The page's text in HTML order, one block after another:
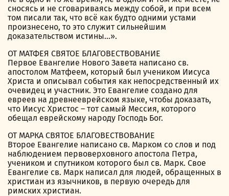
сносясь и не сговариваясь между собой, и при всем
том писали так, что всё как будто одними устами
произнесено, то это служит сильнейшим
доказательством истины…».
ОТ МАТФЕЯ СВЯТОЕ БЛАГОВЕСТВОВАНИЕ
Первое Евангелие Нового Завета написано св.
апостолом Матфеем, который был учеником Иисуса
Христа и описывал события как непосредственный их
очевидец и участник. Это Евангелие создано для
евреев на древнееврейском языке, чтобы доказать,
что Иисус Христос – тот самый Мессия, которого
обещал еврейскому народу Господь Бог.
ОТ МАРКА СВЯТОЕ БЛАГОВЕСТВОВАНИЕ
Второе Евангелие написано св. Марком со слов и под
наблюдением первоверховного апостола Петра,
учеником и спутником которого был св. Марк. Свое
Евангелие св. Марк написал для людей, обращенных в
христиан из язычников, в первую очередь для
римских христиан.